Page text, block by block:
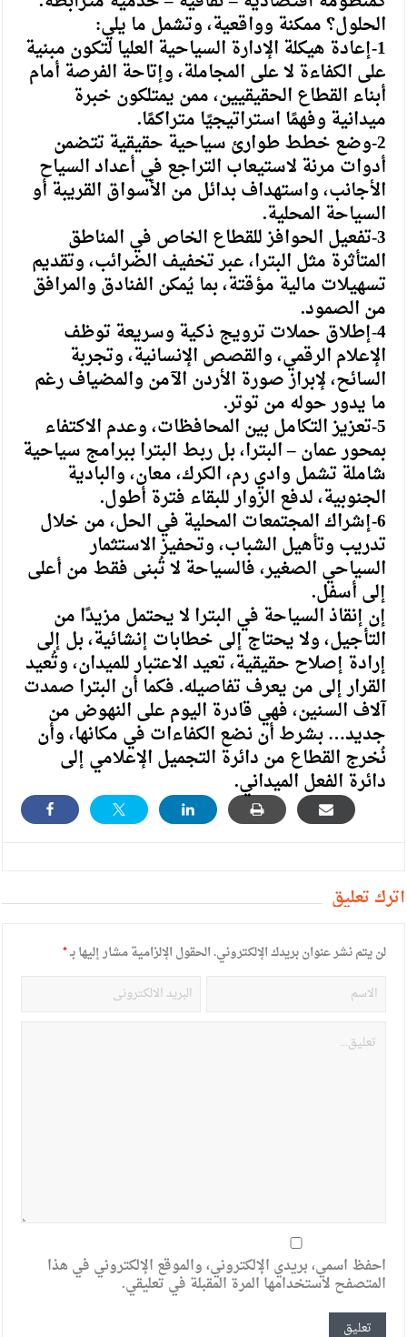
الحلول؟ ممكنة وواقعية، وتشمل ما يلي:
1-إعادة هيكلة الإدارة السياحية العليا لتكون مبنية
على الكفاءة لا على المجاملة، وإتاحة الفرصة أمام
أبناء القطاع الحقيقيين، ممن يمتلكون خبرة
ميدانية وفهمًا استراتيجيًا متراكمًا.
2-وضع خطط طوارئ سياحية حقيقية تتضمن
أدوات مرنة لاستيعاب التراجع في أعداد السياح
الأجانب، واستهداف بدائل من الأسواق القريبة أو
السياحة المحلية.
3-تفعيل الحوافز للقطاع الخاص في المناطق
المتأثرة مثل البترا، عبر تخفيف الضرائب، وتقديم
تسهيلات مالية مؤقتة، بما يُمكن الفنادق والمرافق
من الصمود.
4-إطلاق حملات ترويج ذكية وسريعة توظف
الإعلام الرقمي، والقصص الإنسانية، وتجربة
السائح، لإبراز صورة الأردن الآمن والمضياف رغم
ما يدور حوله من توتر.
5-تعزيز التكامل بين المحافظات، وعدم الاكتفاء
بمحور عمان – البترا، بل ربط البترا ببرامج سياحية
شاملة تشمل وادي رم، الكرك، معان، والبادية
الجنوبية، لدفع الزوار للبقاء فترة أطول.
6-إشراك المجتمعات المحلية في الحل، من خلال
تدريب وتأهيل الشباب، وتحفيز الاستثمار
السياحي الصغير، فالسياحة لا تُبنى فقط من أعلى
إلى أسفل.
إن إنقاذ السياحة في البترا لا يحتمل مزيدًا من
التأجيل، ولا يحتاج إلى خطابات إنشائية، بل إلى
إرادة إصلاح حقيقية، تعيد الاعتبار للميدان، وتُعيد
القرار إلى من يعرف تفاصيله. فكما أن البترا صمدت
آلاف السنين، فهي قادرة اليوم على النهوض من
جديد… بشرط أن نضع الكفاءات في مكانها، وأن
نُخرج القطاع من دائرة التجميل الإعلامي إلى
دائرة الفعل الميداني.
أترك تعليق
لن يتم نشر عنوان بريدك الإلكتروني.الحقول الإلزامية مشار إليها بـ*
احفظ اسمي، بريدي الإلكتروني، والموقع الإلكتروني في هذا
المتصفح لاستخدامها المرة المقبلة في تعليقي.